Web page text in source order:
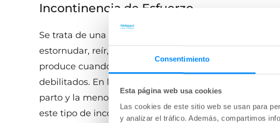
Consentimiento
Esta página web usa cookies
Las cookies de este sitio web se usan para
y analizar el tráfico. Además, compartimos
Incontinencia de Esfuerzo
Se trata de una pérdida de orina cuando se ejerce
estornudar, reír, hacer ejercicio o levantar algo
produce cuando el músculo del esfínter y/o el suelo
debilitados. En las mujeres, puede deberse a cambios
parto y la menopausia. En los hombres, la extirpación
este tipo de incontinencia. El tratamiento depende de